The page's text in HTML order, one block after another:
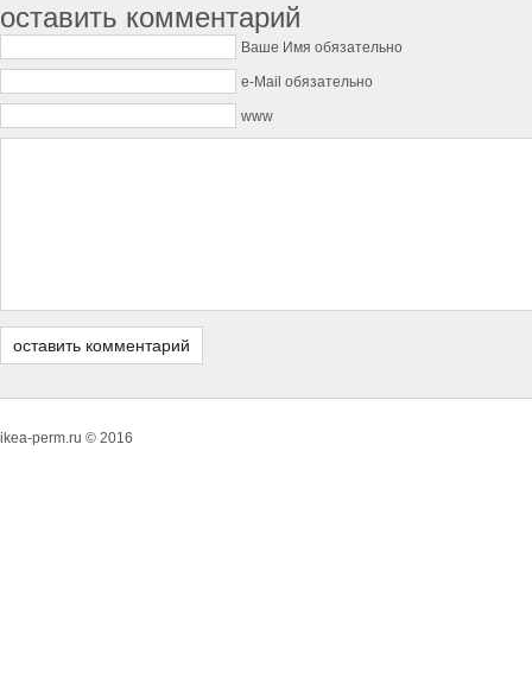
оставить комментарий
Ваше Имя обязательно
e-Mail обязательно
www
ikea-perm.ru © 2016